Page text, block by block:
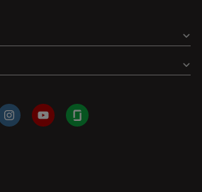
InstagramYouTubeGlassdoor